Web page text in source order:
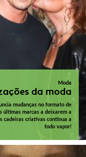
Moda
da moda
mudanças no formato de
últimas marcas a deixarem a
cadeiras criativas continua a
todo vapor!